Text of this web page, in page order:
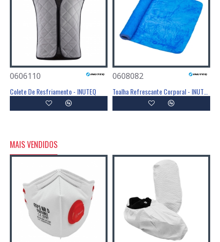
0606110
Colete De Resfriamento - INUTEQ
0608082
MAIS VENDIDOS